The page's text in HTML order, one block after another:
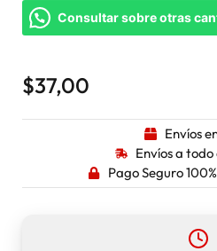
Consultar sobre otras
$37,00
Envíos
Envíos a
Pago Seguro